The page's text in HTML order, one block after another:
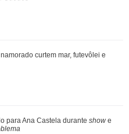
para 25 de março enquanto
de époc...
31 anos e ganha declaração
Cunhada d...
curtem mar, futevôlei e
para Ana Castela durante show e